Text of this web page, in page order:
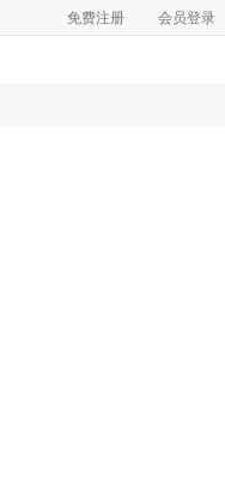
免费注册 会员登录